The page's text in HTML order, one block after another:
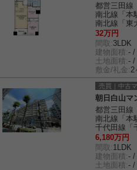
都営三田線
南北線「本
南北線「東
32万円
間取: 3LDK
建物面積:- /
土地面積:- /
敷金/礼金: 2
売買｜中古
朝日白山マ
都営三田線
南北線「本
千代田線「
6,180万円
間取: 1LDK
建物面積:- /
土地面積:- /